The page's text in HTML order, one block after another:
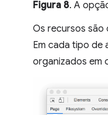
Figura 8. A
Os recursos são
Em cada tipo de
organizados em